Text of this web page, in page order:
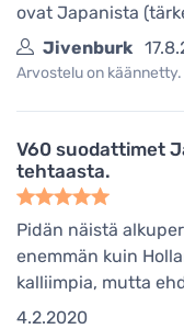
ovat Japanista
Jivenburk
Arvostelu on
V60 suodattimet
tehtaasta.
Pidän näistä
enemmän kuin
kalliimpia, mutta
4.2.2020